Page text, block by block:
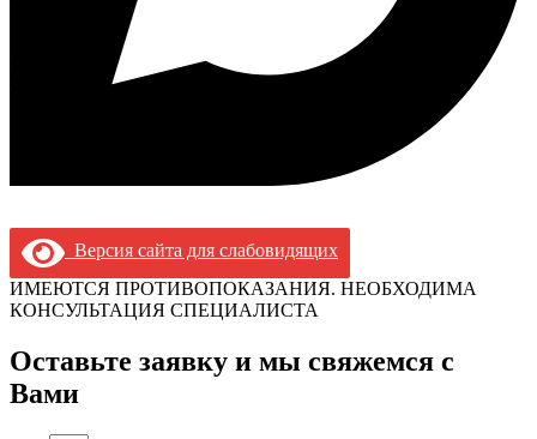
Версия сайта для слабовидящих
ИМЕЮТСЯ ПРОТИВОПОКАЗАНИЯ. НЕОБХОДИМА
КОНСУЛЬТАЦИЯ СПЕЦИАЛИСТА
Оставьте заявку и мы свяжемся с
Вами